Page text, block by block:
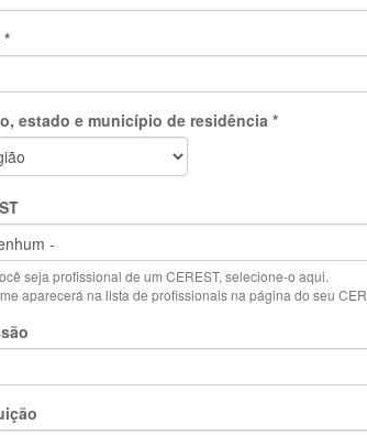
*
estado e município de residência *
seja profissional de um CEREST, selecione-o aqui.
aparecerá na lista de profissionais na página do seu